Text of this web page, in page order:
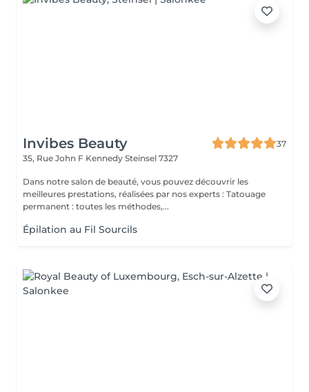
Invibes Beauty
37
35, Rue John F Kennedy Steinsel 7327
Dans notre salon de beauté, vous pouvez découvrir les
meilleures prestations, réalisées par nos experts : Tatouage
permanent : toutes les méthodes,...
Épilation au Fil Sourcils